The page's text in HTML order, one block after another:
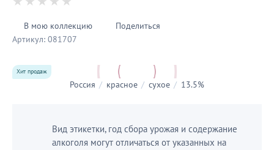
В мою коллекцию
Поделиться
Артикул: 081707
Хит продаж
Россия / красное / сухое / 13.5%
Вид этикетки, год сбора урожая и содержание
алкоголя могут отличаться от указанных на